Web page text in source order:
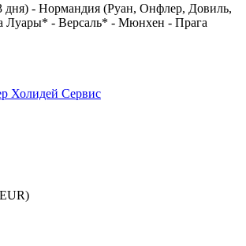
- Нормандия (Руан, Онфлер, Довиль,
Луары* - Версаль* - Мюнхен - Прага
Холидей Сервис